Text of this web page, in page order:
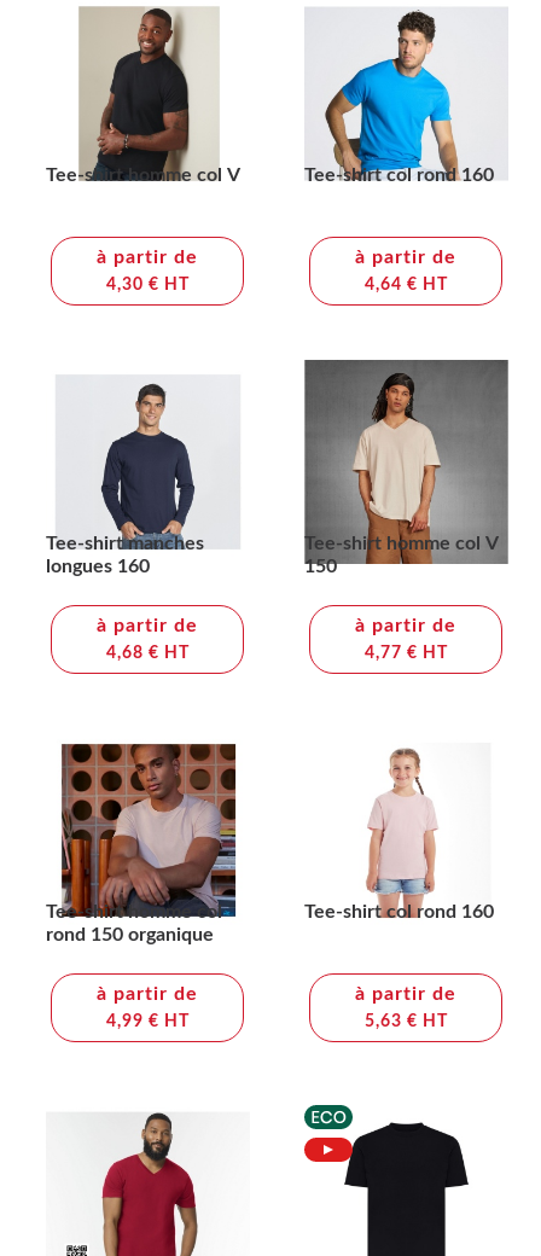
Tee-shirt homme col V
à partir de
4,30 € HT
Tee-shirt col rond 160
à partir de
4,64 € HT
Tee-shirt manches
longues 160
à partir de
4,68 € HT
Tee-shirt homme col V
150
à partir de
4,77 € HT
Tee-shirt homme col
rond 150 organique
à partir de
4,99 € HT
Tee-shirt col rond 160
à partir de
5,63 € HT